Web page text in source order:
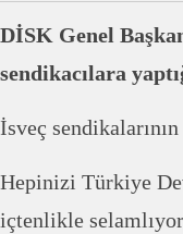
DİSK Genel
sendikacılara
İsveç
Hepinizi Türkiye
içtenlikle